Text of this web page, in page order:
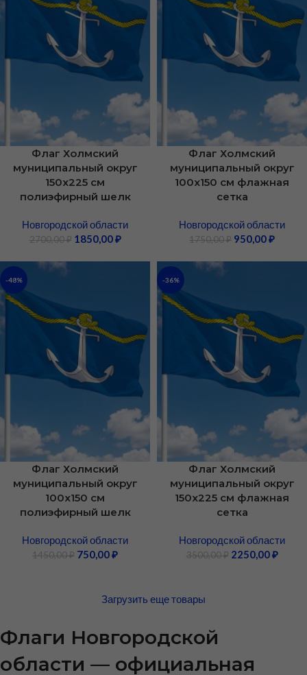
Флаг Холмский
муниципальный округ
150х225 см
полиэфирный шелк
Новгородской области
2700,00₽ 1850,00₽
Флаг Холмский
муниципальный округ
100х150 см флажная
сетка
Новгородской области
1750,00₽ 950,00₽
-48%
Флаг Холмский
муниципальный округ
100х150 см
полиэфирный шелк
Новгородской области
1450,00₽ 750,00₽
-36%
Флаг Холмский
муниципальный округ
150х225 см флажная
сетка
Новгородской области
3500,00₽ 2250,00₽
Загрузить еще товары
Флаги Новгородской
области — официальная